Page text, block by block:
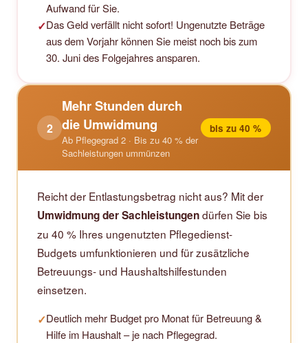
Aufwand für Sie.
✓Das Geld verfällt nicht sofort! Ungenutzte Beträge
aus dem Vorjahr können Sie meist noch bis zum
30. Juni des Folgejahres ansparen.
2
Mehr Stunden durch
die Umwidmung
Ab Pflegegrad 2 · Bis zu 40 % der
Sachleistungen ummünzen
bis zu 40 %
Reicht der Entlastungsbetrag nicht aus? Mit der
Umwidmung der Sachleistungendürfen Sie bis
zu 40 % Ihres ungenutzten Pflegedienst-
Budgets umfunktionieren und für zusätzliche
Betreuungs- und Haushaltshilfestunden
einsetzen.
✓Deutlich mehr Budget pro Monat für Betreuung &
Hilfe im Haushalt – je nach Pflegegrad.